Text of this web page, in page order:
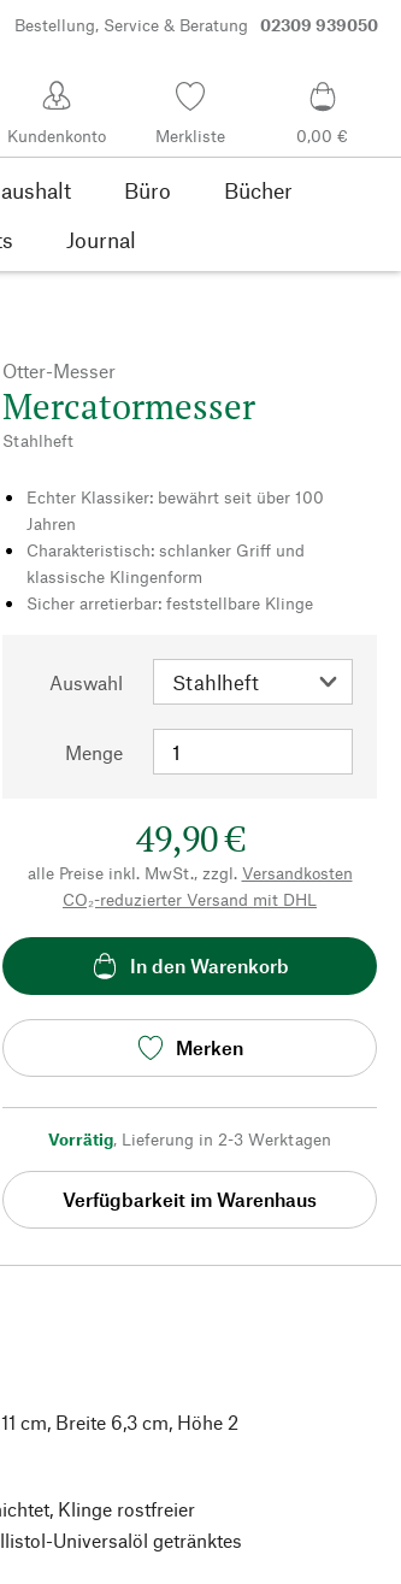
Bestellung, Service & Beratung 02309 939050
Kundenkonto Merkliste 0,00 €
Büro
Bücher
Journal
Otter-Messer
Mercatormesser
Stahlheft
Echter Klassiker: bewährt seit über 100
Jahren
Charakteristisch: schlanker Griff und
klassische Klingenform
Sicher arretierbar: feststellbare Klinge
Auswahl
Menge
49,90 €
alle Preise inkl. MwSt., zzgl. Versandkosten
CO₂-reduzierter Versand mit DHL
In den Warenkorb
Merken
Vorrätig, Lieferung in 2-3 Werktagen
Verfügbarkeit im Warenhaus
cm, Breite 6,3 cm, Höhe 2
Klinge rostfreier
Universalöl getränktes